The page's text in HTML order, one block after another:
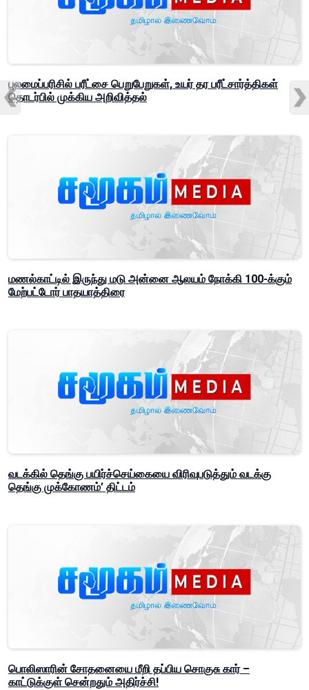
புலமைப்பரிசில் பரீட்சை பெறுபேறுகள், உயர் தர பரீட்சார்த்திகள்
தொடர்பில் முக்கிய அறிவித்தல்
மணல்காட்டில் இருந்து மடு அன்னை ஆலயம் நோக்கி 100-க்கும்
மேற்பட்டோர் பாதயாத்திரை
வடக்கில் தெங்கு பயிர்ச்செய்கையை விரிவுபடுத்தும் வடக்கு
தெங்கு முக்கோணம்’ திட்டம்
பொலிஸாரின் சோதனையை மீறி தப்பிய சொகுசு கார் –
காட்டுக்குள் சென்றதும் அதிர்ச்சி!